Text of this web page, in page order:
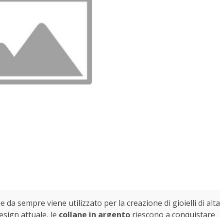
da sempre viene utilizzato per la creazione di gioielli di alta
attuale, le collane in argento riescono a conquistare